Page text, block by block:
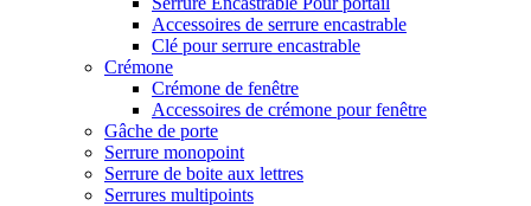
Accessoires de serrure encastrable
Clé pour serrure encastrable
Crémone
Crémone de fenêtre
Accessoires de crémone pour fenêtre
Gâche de porte
Serrure monopoint
Serrure de boite aux lettres
Serrures multipoints